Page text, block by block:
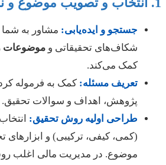
جستجو و ایده‌یابی:مشاور به شما در
شکاف‌های تحقیقاتی وموضوعاتروز
کمک می‌کند.
تعریف مسئله:کمک به فرموله کردن
پژوهش، اهداف و سوالات تحقیق.
طراحی اولیه روش تحقیق:انتخاب
(کمی، کیفی، ترکیبی) و ابزارهای
موضوع. در مدیریت مالی اغلب